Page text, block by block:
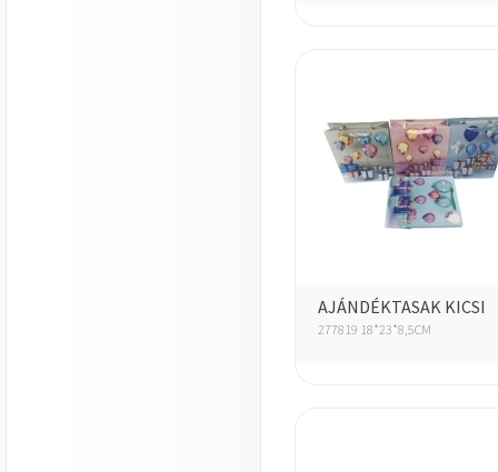
AJÁNDÉKTASAK KICSI
277819 18*23*8,5CM